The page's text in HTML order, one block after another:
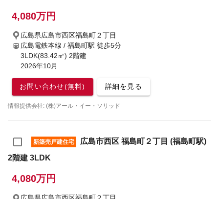
4,080万円
広島県広島市西区福島町２丁目
広島電鉄本線 / 福島町駅 徒歩5分
3LDK(83.42㎡) 2階建
2026年10月
お問い合わせ(無料) 詳細を見る
情報提供会社: (株)アール・イー・ソリッド
新築売戸建住宅
広島市西区 福島町２丁目 (福島町駅)
2階建 3LDK
4,080万円